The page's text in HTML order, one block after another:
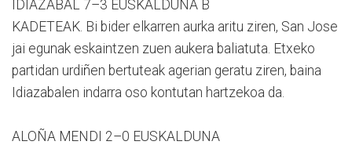
IDIAZABAL 7–3 EUSKALDUNA B
KADETEAK. Bi bider elkarren aurka aritu ziren, San Jose
jai egunak eskaintzen zuen aukera baliatuta. Etxeko
partidan urdiñen bertuteak agerian geratu ziren, baina
Idiazabalen indarra oso kontutan hartzekoa da.
ALOÑA MENDI 2–0 EUSKALDUNA